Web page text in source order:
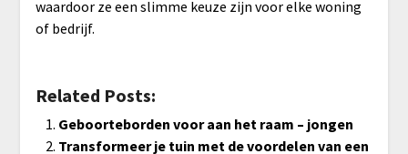
waardoor ze een slimme keuze zijn voor elke woning
of bedrijf.
Related Posts:
Geboorteborden voor aan het raam – jongen
Transformeer je tuin met de voordelen van een